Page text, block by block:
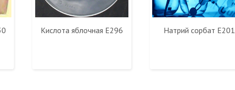
Кислота яблочная E296 Натрий сорбат Е201